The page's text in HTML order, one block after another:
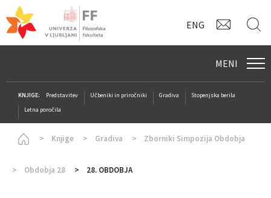
ENG
MENI
KNJIGE: Predstavitev Učbeniki in priročniki Gradiva
Stopenjska berila
Letna poročila
Homepage
Knjige Gradiva Zborniki Simpozija Obdobja
Obdobja 28 28. OBDOBJA